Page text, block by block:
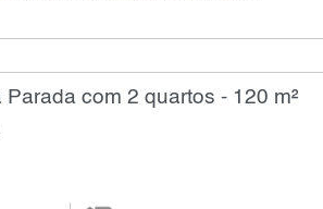
com 2 quartos - 120 m²